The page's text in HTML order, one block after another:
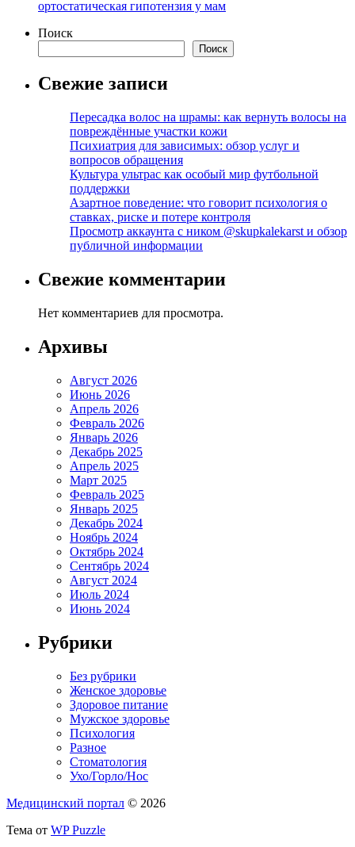
ортостатическая гипотензия у мам
Поиск
Поиск
Свежие записи
Пересадка волос на шрамы: как вернуть волосы на
повреждённые участки кожи
Психиатрия для зависимых: обзор услуг и
вопросов обращения
Культура ультрас как особый мир футбольной
поддержки
Азартное поведение: что говорит психология о
ставках, риске и потере контроля
Просмотр аккаунта с ником @skupkalekarst и обзор
публичной информации
Свежие комментарии
Нет комментариев для просмотра.
Архивы
Август 2026
Июнь 2026
Апрель 2026
Февраль 2026
Январь 2026
Декабрь 2025
Апрель 2025
Март 2025
Февраль 2025
Январь 2025
Декабрь 2024
Ноябрь 2024
Октябрь 2024
Сентябрь 2024
Август 2024
Июль 2024
Июнь 2024
Рубрики
Без рубрики
Женское здоровье
Здоровое питание
Мужское здоровье
Психология
Разное
Стоматология
Ухо/Горло/Нос
Медицинский портал © 2026
Тема от WP Puzzle